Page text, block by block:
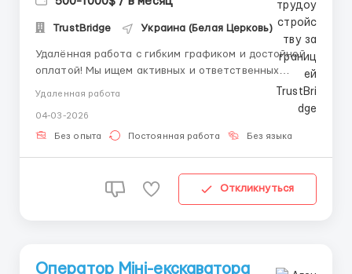
TrustBridge Украина (Белая Церковь)
Удалённая работа с гибким графиком и достойной
оплатой! Мы ищем активных и ответственных
людей, готовых начать карьеру в онлайн-сфере.
Требования: Компьютер или ноутбук;
Ответственность и желание развиваться; Опыт не
Удаленная работа
04-03-2026
Без опыта Постоянная работа Без языка
Откликнуться
Оператор Міні-екскаватора